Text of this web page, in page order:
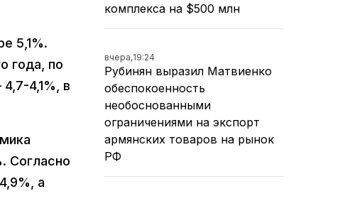
5,1%.
года, по
4,1%, в
Согласно
а
комплекса на $500 млн
вчера,19:24
Рубинян выразил Матвиенко
обеспокоенность
необоснованными
ограничениями на экспорт
армянских товаров на рынок
РФ